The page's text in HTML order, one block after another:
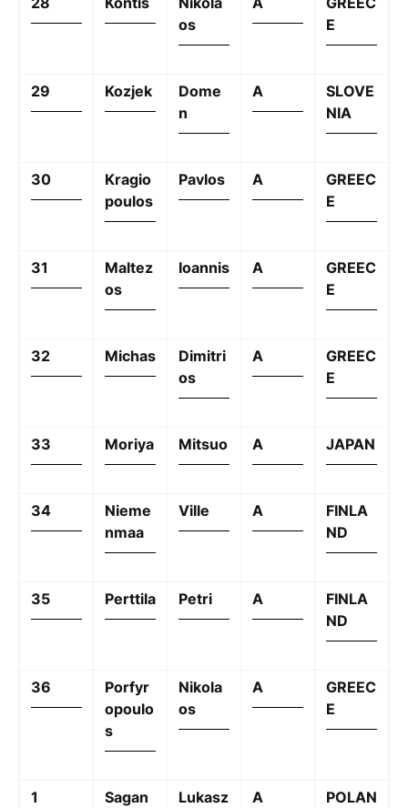
os
E
29 Kozjek
Dome
n
A
SLOVE
NIA
30
Kragio
poulos
Pavlos A
GREEC
E
31
Maltez
os
Ioannis A
GREEC
E
32 Michas
Dimitri
os
A
GREEC
E
33 Moriya Mitsuo A JAPAN
34
Nieme
nmaa
Ville A
FINLA
ND
35 Perttila Petri A
FINLA
ND
36
Porfyr
opoulo
s
Nikola
os
A
GREEC
E
1 Sagan Lukasz A
POLAN